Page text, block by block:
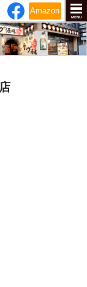
Amazon
MENU